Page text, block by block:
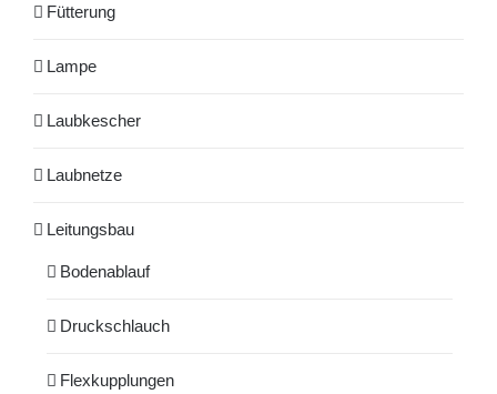
Fütterung
Lampe
Laubkescher
Laubnetze
Leitungsbau
Bodenablauf
Druckschlauch
Flexkupplungen